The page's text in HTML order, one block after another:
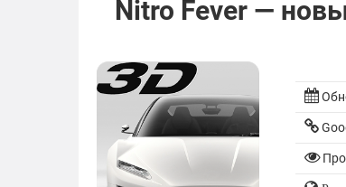
Nitro Fever —